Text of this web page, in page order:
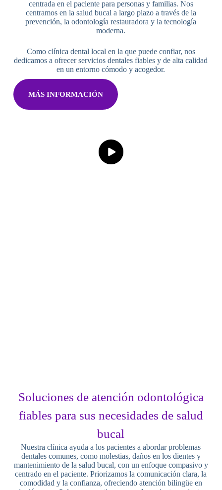
centrada en el paciente para personas y familias. Nos
centramos en la salud bucal a largo plazo a través de la
prevención, la odontología restauradora y la tecnología
moderna.
Como clínica dental local en la que puede confiar, nos
dedicamos a ofrecer servicios dentales fiables y de alta calidad
en un entorno cómodo y acogedor.
MÁS INFORMACIÓN
Soluciones de atención odontológica
fiables para sus necesidades de salud
bucal
Nuestra clínica ayuda a los pacientes a abordar problemas
dentales comunes, como molestias, daños en los dientes y
mantenimiento de la salud bucal, con un enfoque compasivo y
centrado en el paciente. Priorizamos la comunicación clara, la
comodidad y la confianza, ofreciendo atención bilingüe en